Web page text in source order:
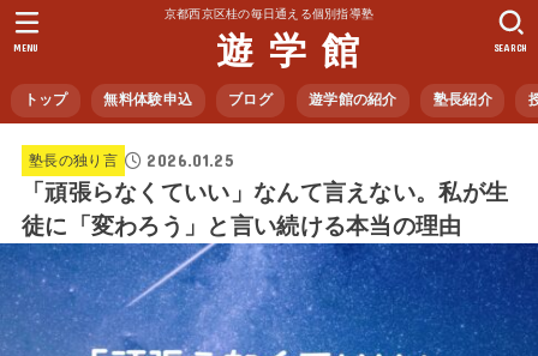
京都西京区桂の毎日通える個別指導塾
遊 学 館
トップ 無料体験申込 ブログ 遊学館の紹介 塾長紹介
SEARCH
MENU
塾長の独り言 2026.01.25
「頑張らなくていい」なんて言えない。私が生
徒に「変わろう」と言い続ける本当の理由